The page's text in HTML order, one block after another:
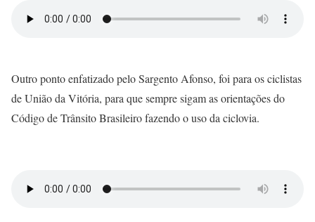
Outro ponto enfatizado pelo Sargento Afonso, foi para os ciclistas
de União da Vitória, para que sempre sigam as orientações do
Código de Trânsito Brasileiro fazendo o uso da ciclovia.